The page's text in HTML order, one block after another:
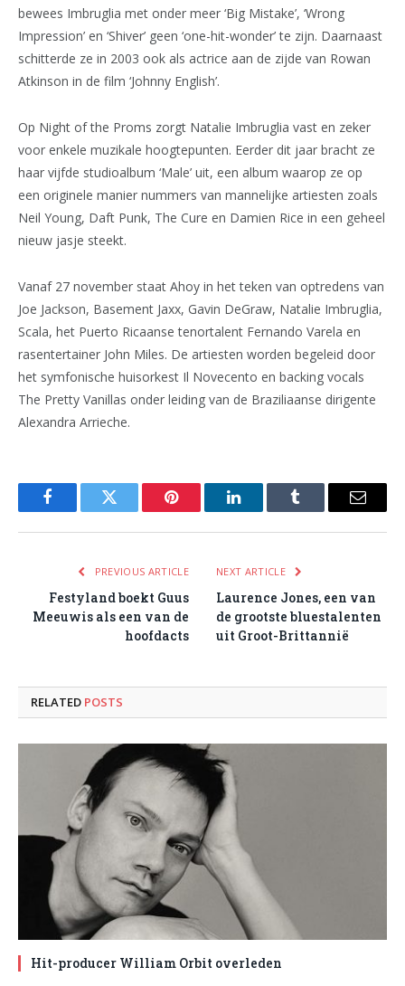
bewees Imbruglia met onder meer ‘Big Mistake’, ‘Wrong
Impression’ en ‘Shiver’ geen ‘one-hit-wonder’ te zijn. Daarnaast
schitterde ze in 2003 ook als actrice aan de zijde van Rowan
Atkinson in de film ‘Johnny English’.
Op Night of the Proms zorgt Natalie Imbruglia vast en zeker
voor enkele muzikale hoogtepunten. Eerder dit jaar bracht ze
haar vijfde studioalbum ‘Male’ uit, een album waarop ze op
een originele manier nummers van mannelijke artiesten zoals
Neil Young, Daft Punk, The Cure en Damien Rice in een geheel
nieuw jasje steekt.
Vanaf 27 november staat Ahoy in het teken van optredens van
Joe Jackson, Basement Jaxx, Gavin DeGraw, Natalie Imbruglia,
Scala, het Puerto Ricaanse tenortalent Fernando Varela en
rasentertainer John Miles. De artiesten worden begeleid door
het symfonische huisorkest Il Novecento en backing vocals
The Pretty Vanillas onder leiding van de Braziliaanse dirigente
Alexandra Arrieche.
FacebookTwitter Pinterest LinkedInTumblr Email
PREVIOUS ARTICLE
Festyland boekt Guus
Meeuwis als een van de
hoofdacts
NEXT ARTICLE
Laurence Jones, een van
de grootste bluestalenten
uit Groot-Brittannië
RELATED POSTS
Hit-producer William Orbit overleden